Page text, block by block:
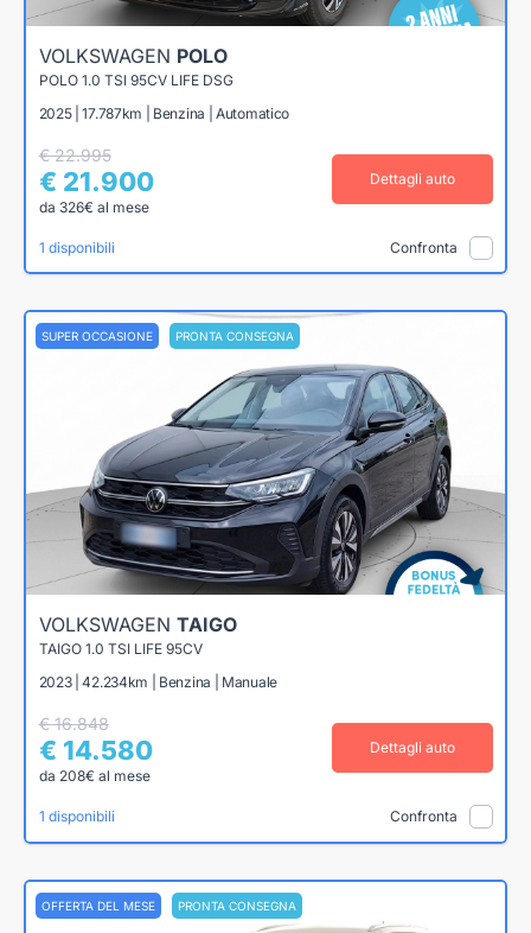
VOLKSWAGEN POLO
POLO 1.0 TSI 95CV LIFE DSG
2025 | 17.787km | Benzina | Automatico
€ 22.995
€ 21.900
da 326€ al mese
Dettagli auto
1 disponibili Confronta
SUPER OCCASIONE PRONTA CONSEGNA
VOLKSWAGEN TAIGO
TAIGO 1.0 TSI LIFE 95CV
2023 | 42.234km | Benzina | Manuale
€ 16.848
€ 14.580
da 208€ al mese
Dettagli auto
1 disponibili Confronta
OFFERTA DEL MESE PRONTA CONSEGNA